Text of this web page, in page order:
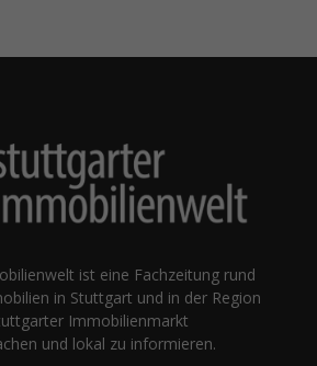
ist eine Fachzeitung rund
in Stuttgart und in der Region
Immobilienmarkt
und lokal zu informieren.